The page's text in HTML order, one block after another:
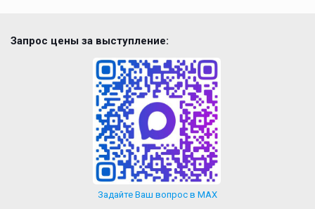
Запрос цены за выступление:
Задайте Ваш вопрос в MAX